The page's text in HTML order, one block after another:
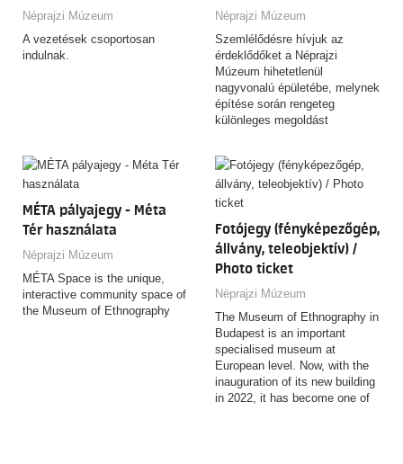
Néprajzi Múzeum
A vezetések csoportosan
indulnak.
Néprajzi Múzeum
Szemlélődésre hívjuk az
érdeklődőket a Néprajzi
Múzeum hihetetlenül
nagyvonalú épületébe, melynek
építése során rengeteg
különleges megoldást
Találkozási pont: Hősök tere
felőli oldal földszinti
információs pult
Hossza: 60 perc
MÉTA pályajegy - Méta
Tér használata
Néprajzi Múzeum
MÉTA Space is the unique,
interactive community space of
the Museum of Ethnography
Fotójegy (fényképezőgép,
állvány, teleobjektív) /
Photo ticket
Néprajzi Múzeum
The Museum of Ethnography in
Budapest is an important
specialised museum at
European level. Now, with the
inauguration of its new building
in 2022, it has become one of